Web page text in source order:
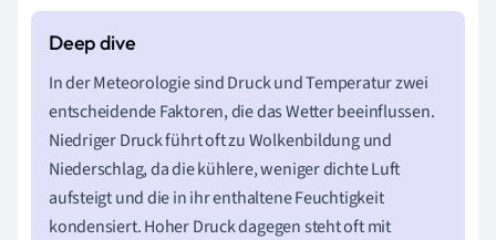
In der Meteorologie sind Druck und Temperatur zwei
entscheidende Faktoren, die das Wetter beeinflussen.
Niedriger Druck führt oft zu Wolkenbildung und
Niederschlag, da die kühlere, weniger dichte Luft
aufsteigt und die in ihr enthaltene Feuchtigkeit
kondensiert. Hoher Druck dagegen steht oft mit